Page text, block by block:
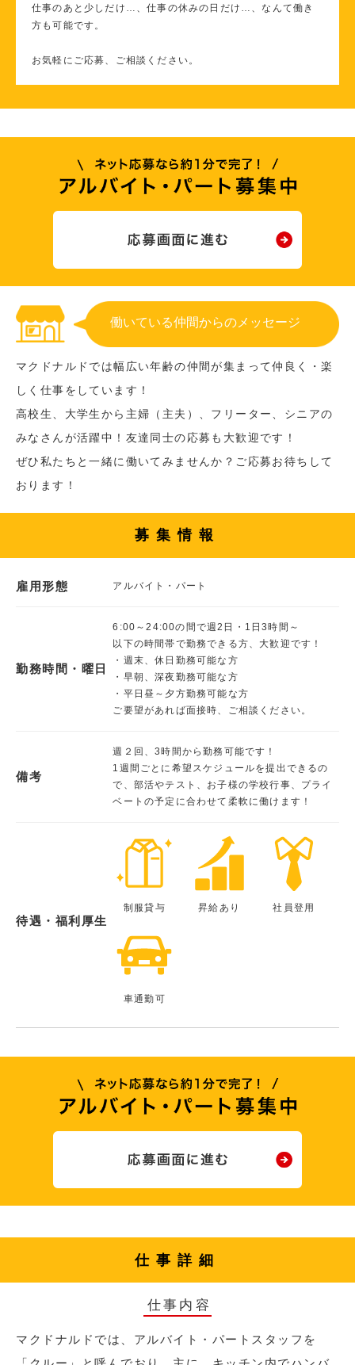
仕事のあと少しだけ…、仕事の休みの日だけ…、なんて働き
方も可能です。
お気軽にご応募、ご相談ください。
働いている仲間からのメッセージ
マクドナルドでは幅広い年齢の仲間が集まって仲良く・楽
しく仕事をしています！
高校生、大学生から主婦（主夫）、フリーター、シニアの
みなさんが活躍中！友達同士の応募も大歓迎です！
ぜひ私たちと一緒に働いてみませんか？ご応募お待ちして
おります！
募集情報
雇用形態 アルバイト・パート
勤務時間・曜日
6:00～24:00の間で週2日・1日3時間～
以下の時間帯で勤務できる方、大歓迎です！
・週末、休日勤務可能な方
・早朝、深夜勤務可能な方
・平日昼～夕方勤務可能な方
ご要望があれば面接時、ご相談ください。
備考
週２回、3時間から勤務可能です！
1週間ごとに希望スケジュールを提出できるの
で、部活やテスト、お子様の学校行事、プライ
ベートの予定に合わせて柔軟に働けます！
待遇・福利厚生
制服貸与 昇給あり 社員登用
車通勤可
仕事詳細
仕事内容
マクドナルドでは、アルバイト・パートスタッフを